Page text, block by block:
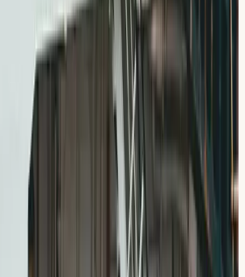
broms och koppling redan från början.
färjeläge, där Ekeröleden går över till
en trafikbild som inte finns någon
byggs upp och sedan töms på en
fordon som backar ombord och
av att hinna med. Vi övar där för
köra lugnt i en kö där alla andra har
backning och vändning på begränsad
mot Södertäljevägen. Precis
många upprepade på- och avfarter